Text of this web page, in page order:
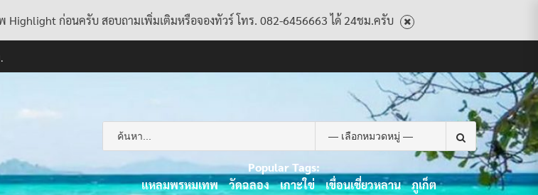
Highlight ก่อนครับ สอบถามเพิ่มเติมหรือจองทัวร์ โทร. 082-6456663 ได้ 24ชม.ครับ
USACCOUNT
POLICY
AND
CONDITIONS
แพ็คเกจ
ทัวร์
ทั้งหมด
ต้อนรับ
สู่
ไทย
ท็อป
กับ
เรา
ทัวร์
ทั้งหมด
Search
for:
Popular Tags:
แหลมพรหมเทพ
วัดฉลอง เกาะใข่ เขื่อนเชี่ยวหลาน ภูเก็ต